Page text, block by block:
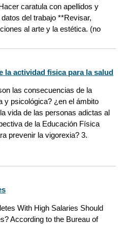
caratula con apellidos y
del trabajo **Revisar,
al arte y la estética. (no
la actividad fisica para la salud
las consecuencias de la
y psicológica? ¿en el ámbito
vida de las personas adictas al
de la Educación Física
prevenir la vigorexia? 3.
With High Salaries Should
According to the Bureau of